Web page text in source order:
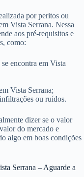
por peritos ou
Vista Serrana. Nessa
aos pré-requisitos e
como:
encontra em Vista
Vista Serrana;
ou ruídos.
dizer se o valor
do mercado e
algo em boas condições
Serrana – Aguarde a